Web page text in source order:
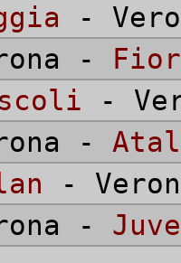
-
-
-
-
-
-